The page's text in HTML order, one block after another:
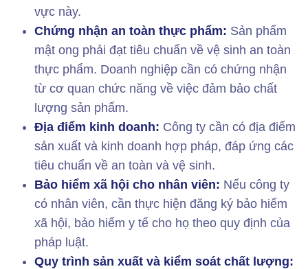
vực này.
Chứng nhận an toàn thực phẩm: Sản phẩm
mật ong phải đạt tiêu chuẩn về vệ sinh an toàn
thực phẩm. Doanh nghiệp cần có chứng nhận
từ cơ quan chức năng về việc đảm bảo chất
lượng sản phẩm.
Địa điểm kinh doanh: Công ty cần có địa điểm
sản xuất và kinh doanh hợp pháp, đáp ứng các
tiêu chuẩn về an toàn và vệ sinh.
Bảo hiểm xã hội cho nhân viên: Nếu công ty
có nhân viên, cần thực hiện đăng ký bảo hiểm
xã hội, bảo hiểm y tế cho họ theo quy định của
pháp luật.
Quy trình sản xuất và kiểm soát chất lượng: